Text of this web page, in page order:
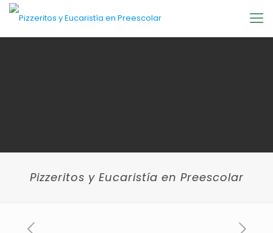
Pizzeritos y Eucaristía en Preescolar